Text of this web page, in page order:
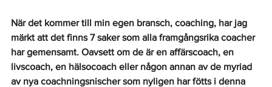
När det kommer till min egen bransch, coaching, har jag
märkt att det finns 7 saker som alla framgångsrika coacher
har gemensamt. Oavsett om de är en affärscoach, en
livscoach, en hälsocoach eller någon annan av de myriad
av nya coachningsnischer som nyligen har fötts i denna